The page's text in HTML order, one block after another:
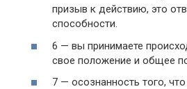
призыв к действию, это
способности.
6 — вы принимаете
свое положение и общее
7 — осознанность того,